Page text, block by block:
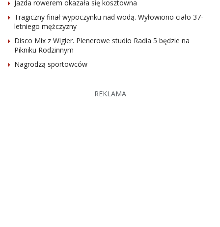
Jazda rowerem okazała się kosztowna
Tragiczny finał wypoczynku nad wodą. Wyłowiono ciało 37-
letniego mężczyzny
Disco Mix z Wigier. Plenerowe studio Radia 5 będzie na
Pikniku Rodzinnym
Nagrodzą sportowców
REKLAMA